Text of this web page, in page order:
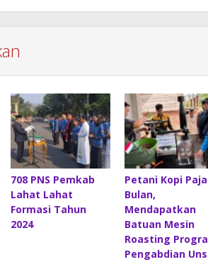
708 PNS Pemkab
Lahat Lahat
Formasi Tahun
2024
Petani Kopi
Bulan,
Mendapatkan
Batuan Mesin
Roasting
Pengabdian